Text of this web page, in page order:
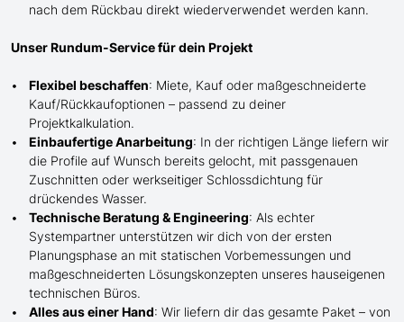
nach dem Rückbau direkt wiederverwendet werden kann.
Unser Rundum-Service für dein Projekt
Flexibel beschaffen: Miete, Kauf oder maßgeschneiderte
Kauf/Rückkaufoptionen – passend zu deiner
Projektkalkulation.
Einbaufertige Anarbeitung: In der richtigen Länge liefern wir
die Profile auf Wunsch bereits gelocht, mit passgenauen
Zuschnitten oder werkseitiger Schlossdichtung für
drückendes Wasser.
Technische Beratung & Engineering: Als echter
Systempartner unterstützen wir dich von der ersten
Planungsphase an mit statischen Vorbemessungen und
maßgeschneiderten Lösungskonzepten unseres hauseigenen
technischen Büros.
Alles aus einer Hand: Wir liefern dir das gesamte Paket – von